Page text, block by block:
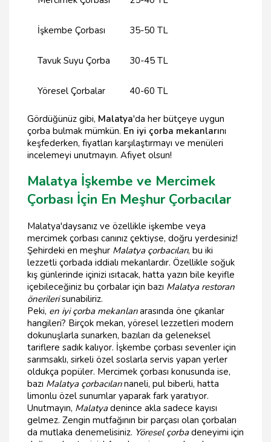
İşkembe Çorbası 35-50 TL
Tavuk Suyu Çorba 30-45 TL
Yöresel Çorbalar 40-60 TL
Gördüğünüz gibi, Malatya'da her bütçeye uygun
çorba bulmak mümkün. En iyi çorba mekanlarını
keşfederken, fiyatları karşılaştırmayı ve menüleri
incelemeyi unutmayın. Afiyet olsun!
Malatya İşkembe ve Mercimek
Çorbası İçin En Meşhur Çorbacılar
Malatya'daysanız ve özellikle işkembe veya
mercimek çorbası canınız çektiyse, doğru yerdesiniz!
Şehirdeki en meşhur Malatya çorbacıları, bu iki
lezzetli çorbada iddialı mekanlardır. Özellikle soğuk
kış günlerinde içinizi ısıtacak, hatta yazın bile keyifle
içebileceğiniz bu çorbalar için bazı Malatya restoran
önerilerisunabiliriz.
Peki, en iyi çorba mekanlarıarasında öne çıkanlar
hangileri? Birçok mekan, yöresel lezzetleri modern
dokunuşlarla sunarken, bazıları da geleneksel
tariflere sadık kalıyor. İşkembe çorbası sevenler için
sarımsaklı, sirkeli özel soslarla servis yapan yerler
oldukça popüler. Mercimek çorbası konusunda ise,
bazı Malatya çorbacılarınaneli, pul biberli, hatta
limonlu özel sunumlar yaparak fark yaratıyor.
Unutmayın, Malatyadenince akla sadece kayısı
gelmez. Zengin mutfağının bir parçası olan çorbaları
da mutlaka denemelisiniz. Yöresel çorbadeneyimi için